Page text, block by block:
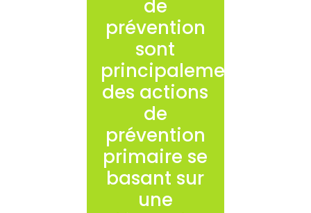
de
prévention
sont
principalement
des actions
de
prévention
primaire se
basant sur
une